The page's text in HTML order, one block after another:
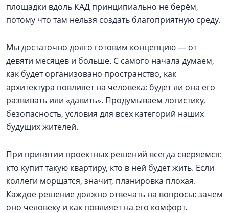
площадки вдоль КАД принципиально не берём,
потому что там нельзя создать благоприятную среду.
Мы достаточно долго готовим концепцию — от
девяти месяцев и больше. С самого начала думаем,
как будет организовано пространство, как
архитектура повлияет на человека: будет ли она его
развивать или «давить». Продумываем логистику,
безопасность, условия для всех категорий наших
будущих жителей.
При принятии проектных решений всегда сверяемся:
кто купит такую квартиру, кто в ней будет жить. Если
коллеги морщатся, значит, планировка плохая.
Каждое решение должно отвечать на вопросы: зачем
оно человеку и как повлияет на его комфорт.